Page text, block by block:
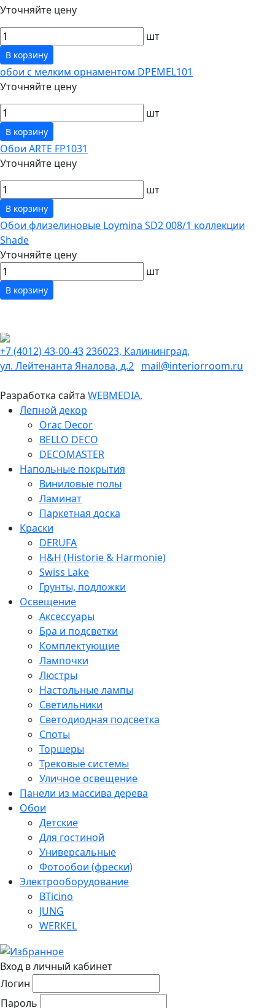
Уточняйте цену
шт
В корзину
обои с мелким орнаментом DPEMEL101
Уточняйте цену
шт
В корзину
Обои ARTE FP1031
Уточняйте цену
шт
В корзину
Обои флизелиновые Loymina SD2 008/1 коллекции
Shade
Уточняйте цену
шт
В корзину
+7 (4012) 43-00-43236023, Калининград,
ул. Лейтенанта Яналова, д.2 mail@interiorroom.ru
Разработка сайта WEBMEDIA.
Лепной декор
Orac Decor
BELLO DECO
DECOMASTER
Напольные покрытия
Виниловые полы
Ламинат
Паркетная доска
Краски
DERUFA
H&H (Historie & Harmonie)
Swiss Lake
Грунты, подложки
Освещение
Аксессуары
Бра и подсветки
Комплектующие
Лампочки
Люстры
Настольные лампы
Светильники
Светодиодная подсветка
Споты
Торшеры
Трековые системы
Уличное освещение
Панели из массива дерева
Обои
Детские
Для гостиной
Универсальные
Фотообои (фрески)
Электрооборудование
BTicino
JUNG
WERKEL
Вход в личный кабинет
Логин
Пароль